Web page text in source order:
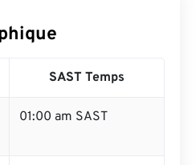
SAST Temps
01:00 am SAST